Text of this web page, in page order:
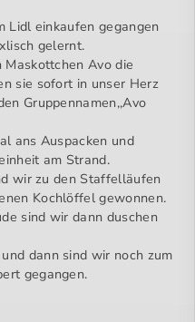
Lidl einkaufen gegangen
gelernt.
Avo die
sie sofort in unser Herz
Gruppennamen,,Avo
ans Auspacken und
am Strand.
wir zu den Staffelläufen
Kochlöffel gewonnen.
sind wir dann duschen
dann sind wir noch zum
gegangen.